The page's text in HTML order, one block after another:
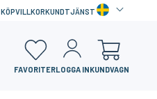
KÖPVILLKORKUNDTJÄNST
FAVORITERLOGGA INKUNDVAGN